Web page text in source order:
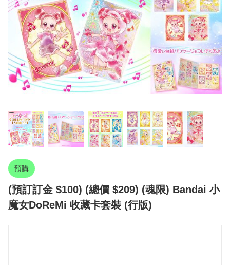
預購
(預訂訂金 $100) (總價 $209) (魂限) Bandai 小
魔女DoReMi 收藏卡套裝 (行版)